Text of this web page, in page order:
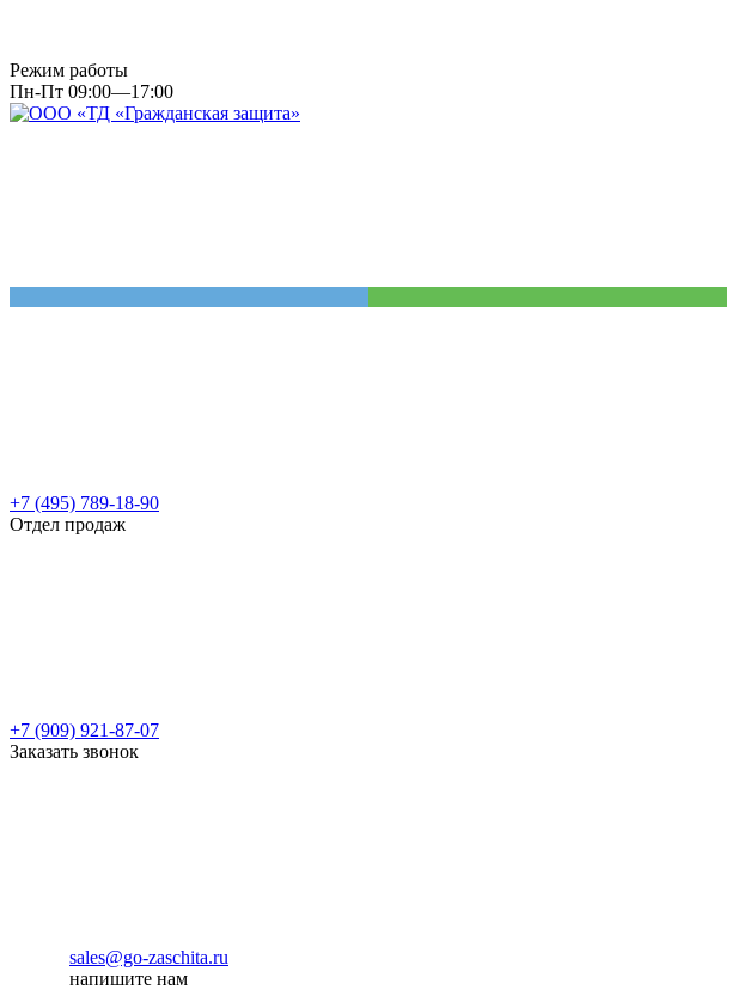
Режим работы
Пн-Пт 09:00—17:00
+7 (495) 789-18-90
Отдел продаж
+7 (909) 921-87-07
Заказать звонок
sales@go-zaschita.ru
напишите нам